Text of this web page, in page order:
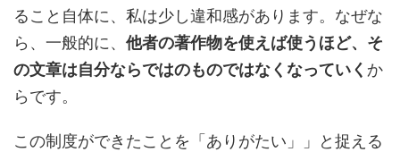
ること自体に、私は少し違和感があります。なぜな
ら、一般的に、 他者の著作物を使えば使うほど、そ
の文章は自分ならではのものではなくなっていく か
らです。
この制度ができたことを「ありがたい」」と捉える